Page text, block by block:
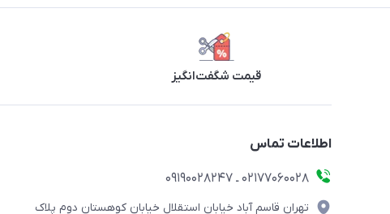
قیمت شگفت‌انگیز
اطلاعات تماس
۰۲۱۷۷۰۶۰۰۲۸ ـ ۰۹۱۹۰۰۲۸۲۴۷
تهران قاسم آباد خیابان استقلال خیابان کوهستان دوم پلاک